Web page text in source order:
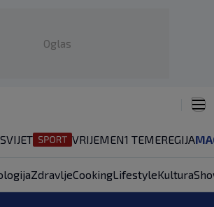
Oglas
SVIJET VRIJEMEN1 TEMEREGIJA
ZdravljeCookingLifestyleKultura